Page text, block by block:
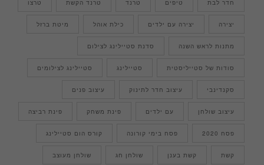
חדר לבת טיפים טרנד טרנד הקשת טרצו
יצירה יצירה עם ילדים כילת אוהל מיטת ברזל
מתנות לראש השנה סדנת סטיילינג לצילום
סודות של סטייליסטית סטיילינג סטיילינג לצילומים
סקנדינבי עיצוב חדר לתינוק עיצוב פנים
עיצוב שולחן עם ילדים פינת משחק פינת רביצה
פסח 2020 פסח בימי קורונה קורס הום סטיילינג
קשת קשת בענן שולחן חג שולחן מעוצב